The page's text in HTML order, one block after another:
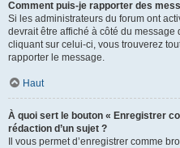
Comment puis-je rapporter des
Si les administrateurs du forum ont
devrait être affiché à côté du message
cliquant sur celui-ci, vous trouverez
rapporter le message.
Haut
À quoi sert le bouton « Enregistrer
rédaction d’un sujet ?
Il vous permet d’enregistrer comme